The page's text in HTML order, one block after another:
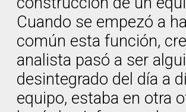
Cuando se empezó a
común esta función,
analista pasó a ser
desintegrado del día a
equipo, estaba en otra